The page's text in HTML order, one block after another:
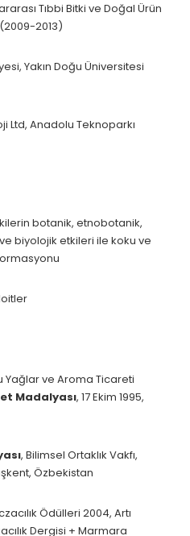
Tıbbi Bitki ve Doğal Ürün
2013)
Yakın Doğu Üniversitesi
Ltd, Anadolu Teknoparkı
botanik, etnobotanik,
biyolojik etkileri ile koku ve
Yağlar ve Aroma Ticareti
Madalyası, 17 Ekim 1995,
, Bilimsel Ortaklık Vakfı,
Özbekistan
Ödülleri 2004, Artı
Dergisi + Marmara